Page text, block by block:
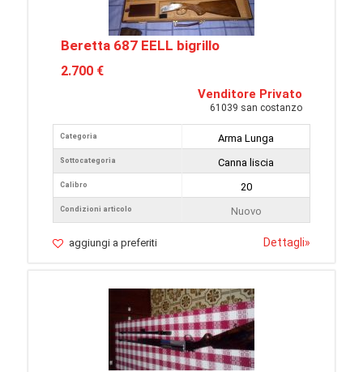
Beretta 687 EELL bigrillo
2.700 €
Venditore Privato
61039 san costanzo
Categoria
Sottocategoria
Calibro
Condizioni articolo
Arma Lunga
Canna liscia
20
Nuovo
aggiungi a preferiti Dettagli»